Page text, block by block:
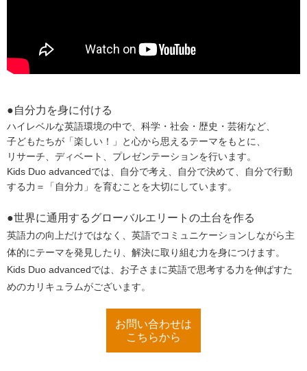
●自分力を身に付ける
ハイレベルな英語環境の中で、科学・社会・歴史・芸術など、
子どもたちが「楽しい！」と心から思えるテーマをもとに、
リサーチ、ディベート、プレゼンテーションを行います。
Kids Duo advancedでは、自分で考え、自分で決めて、自分で行動
する力＝「自分力」を育むことを大切にしています。
●世界に通用するグローバルエリートの土台を作る
英語力の向上だけではなく、 英語でコミュニケーションしながら主
体的にテーマを発見したり、 解決に取り組む力を身につけます。
Kids Duo advancedでは、お子さまに英語で思考する力を伸ばすた
めのカリキュラムがございます。
お問い合わせは
こちらから